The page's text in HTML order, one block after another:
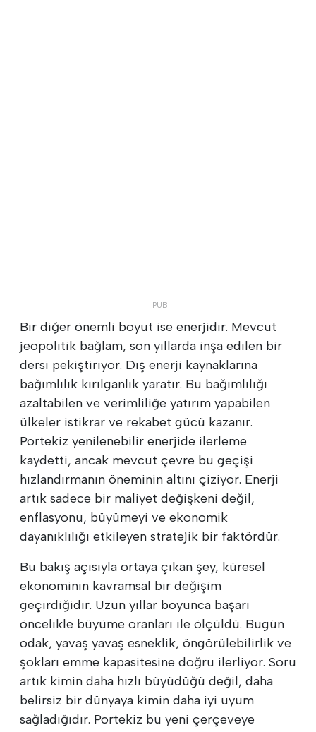
Bir diğer önemli boyut ise enerjidir. Mevcut
jeopolitik bağlam, son yıllarda inşa edilen bir
dersi pekiştiriyor. Dış enerji kaynaklarına
bağımlılık kırılganlık yaratır. Bu bağımlılığı
azaltabilen ve verimliliğe yatırım yapabilen
ülkeler istikrar ve rekabet gücü kazanır.
Portekiz yenilenebilir enerjide ilerleme
kaydetti, ancak mevcut çevre bu geçişi
hızlandırmanın öneminin altını çiziyor. Enerji
artık sadece bir maliyet değişkeni değil,
enflasyonu, büyümeyi ve ekonomik
dayanıklılığı etkileyen stratejik bir faktördür.
Bu bakış açısıyla ortaya çıkan şey, küresel
ekonominin kavramsal bir değişim
geçirdiğidir. Uzun yıllar boyunca başarı
öncelikle büyüme oranları ile ölçüldü. Bugün
odak, yavaş yavaş esneklik, öngörülebilirlik ve
şokları emme kapasitesine doğru ilerliyor. Soru
artık kimin daha hızlı büyüdüğü değil, daha
belirsiz bir dünyaya kimin daha iyi uyum
sağladığıdır. Portekiz bu yeni çerçeveye